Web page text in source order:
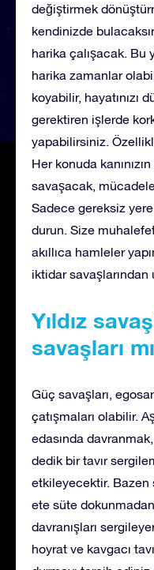
değiştirmek
kendinizde
harika çalışacak. Bu
harika zamanlar
koyabilir, hayatınızı
gerektiren işlerde
yapabilirsiniz.
Her konuda
savaşacak,
Sadece gereksiz
durun. Size
akıllıca hamleler
iktidar savaşlarından
Yıldız
savaşları
Güç savaşları,
çatışmaları olabilir.
edasında
dedik bir tavır
etkileyecektir. Bazen
ete süte
davranışları
hoyrat ve kavgacı